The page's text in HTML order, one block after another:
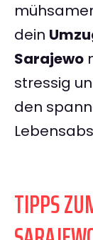
dein
Sarajewo
stressig
den
TIPPS